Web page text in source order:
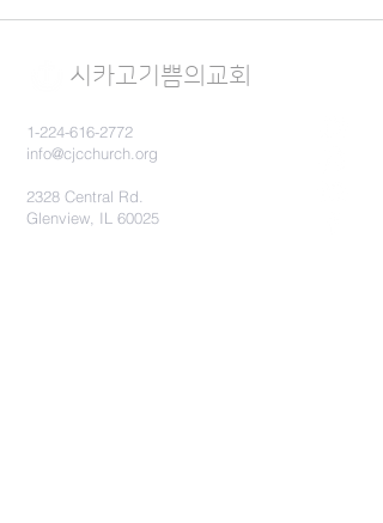
시카고기쁨의​교회
1-224-616-2772
info@cjcchurch.org
2328 Central Rd.
Glenview, IL 60025